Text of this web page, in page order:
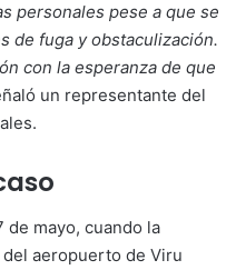
personales pese a que se
de fuga y obstaculización.
con la esperanza de que
un representante del
de mayo, cuando la
aeropuerto de Viru